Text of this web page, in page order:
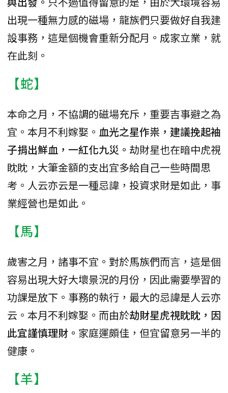
出現一種無力感的磁場，龍族們只要做好自我建
設事務，這是個機會重新分配月。成家立業，就
在此刻。
【蛇】
本命之月，不協調的磁場充斥，重要吉事避之為
宜。本月不利嫁娶。 血光之星作祟，建議挽起袖
子捐出鮮血，一紅化九災。 劫財星也在暗中虎視
眈眈，大筆金額的支出宜多給自己一些時間思
考。人云亦云是一種忌諱，投資求財是如此，事
業經營也是如此。
【馬】
歲害之月，諸事不宜。對於馬族們而言，這是個
容易出現大好大壞景況的月份，因此需要學習的
功課是放下。事務的執行，最大的忌諱是人云亦
云。本月不利嫁娶。而由於劫財星虎視眈眈，因
此宜謹慎理財。 家庭運頗佳，但宜留意另一半的
健康。
【羊】